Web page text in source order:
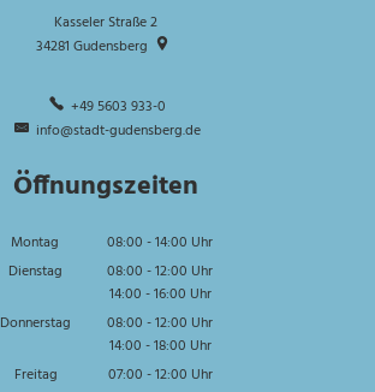
Kasseler Straße 2
34281 Gudensberg
+49 5603 933-0
info@stadt-gudensberg.de
Öffnungszeiten
Montag 08:00 -14:00 Uhr
Von 08:00 bis 14:00 Uhr
Dienstag 08:00 -12:00 Uhr
Von 08:00 bis 12:00 Uhr
14:00 -16:00 Uhr
Von 14:00 bis 16:00 Uhr
Donnerstag 08:00 -12:00 Uhr
Von 08:00 bis 12:00 Uhr
14:00 -18:00 Uhr
Von 14:00 bis 18:00 Uhr
Freitag 07:00 -12:00 Uhr